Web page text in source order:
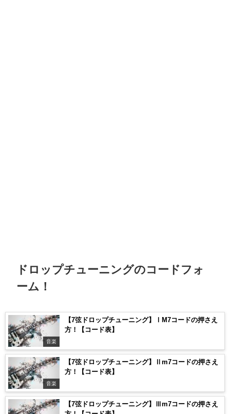
ドロップチューニングのコードフォ
ーム！
音楽
【7弦ドロップチューニング】ⅠM7コードの押さえ
方！【コード表】
音楽
【7弦ドロップチューニング】Ⅱm7コードの押さえ
方！【コード表】
【7弦ドロップチューニング】Ⅲm7コードの押さえ